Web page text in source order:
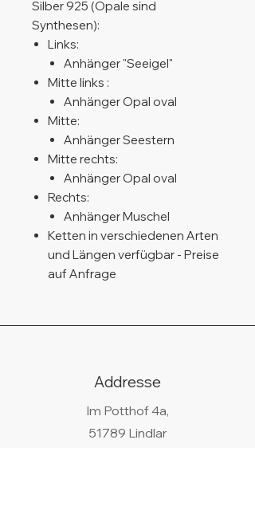
Silber 925 (Opale sind
Synthesen):
Links:
Anhänger "Seeigel"
Mitte links :
Anhänger Opal oval
Mitte:
Anhänger Seestern
Mitte rechts:
Anhänger Opal oval
Rechts:
Anhänger Muschel
Ketten in verschiedenen Arten
und Längen verfügbar - Preise
auf Anfrage
Addresse
Im Potthof 4a,
51789 Lindlar